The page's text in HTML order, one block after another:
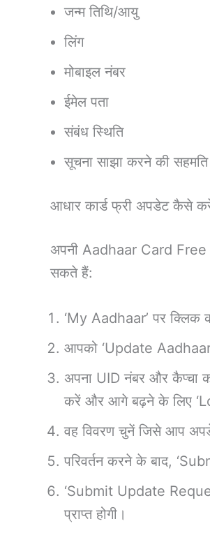
जन्म तिथि/आयु
लिंग
मोबाइल नंबर
ईमेल पता
संबंध स्थिति
सूचना साझा करने की सहमति
आधार कार्ड फ्री अपडेट कैसे
अपनी Aadhaar Card Free
सकते हैं:
‘My Aadhaar’ पर
आपको ‘Update Aadhaar
अपना UID नंबर और कैप्चा
करें और आगे बढ़ने के लिए
वह विवरण चुनें जिसे आप
परिवर्तन करने के बाद,
‘Submit Update
प्राप्त होगी।